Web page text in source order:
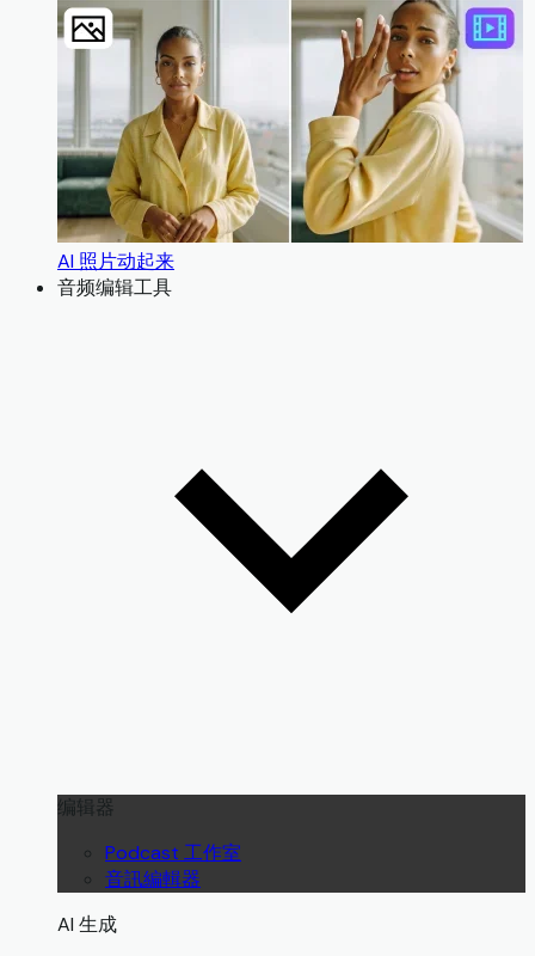
AI 照片动起来
音频编辑工具
编辑器
Podcast 工作室
音訊編輯器
AI 生成